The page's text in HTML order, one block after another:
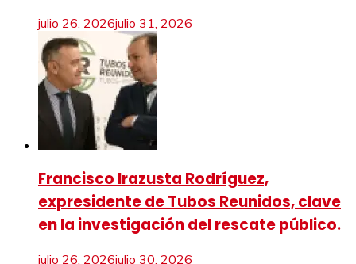
julio 26, 2026julio 31, 2026
Francisco Irazusta Rodríguez,
expresidente de Tubos Reunidos, clave
en la investigación del rescate público.
julio 26, 2026julio 30, 2026